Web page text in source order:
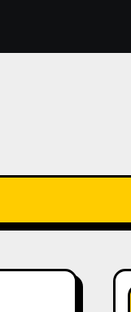
Μηνιαία Μπόνους